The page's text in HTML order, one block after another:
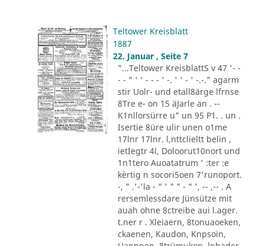
Teltower Kreisblatt
1887
22. Januar , Seite 7
"...Teltower KreisblattS v 47 '- -
- - " ' ' - - - ' -. ' ' - ' -.-." agarm
stir Uolr- und etall8ärge lfrnse
8Tre e- on 15 äJarle an . --
K1nllorsürre u" un 95 P1. . un .
Isertie 8üre ulir unen o1me
17lnr 17lnr. l,nttclieltt belin ,
ietIegtr 4l, Doloorut10nort und
1n1tero Auoatatrum ' :ter :e
kèrtig n socori5oen 7'runoport.
-, " .'-'la - " ' " " - " ', -- ,-- . A
rersemlessdare Jünsütze mit
auah ohne 8ctreibe aui l.ager.
t.ner r . Xleiaern, 8tonuaoeken,
ckaenen, Kaudon, Knpsoin,